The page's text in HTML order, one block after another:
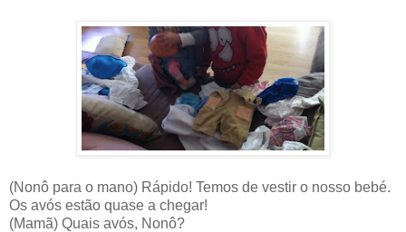
(Nonô para o mano) Rápido! Temos de vestir o nosso bebé.
Os avós estão quase a chegar!
(Mamã) Quais avós, Nonô?